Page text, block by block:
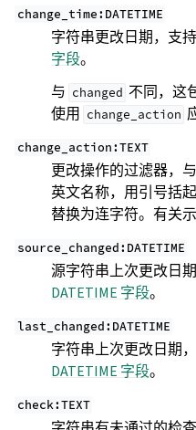
change_time:DATETIME
字符串更改日期，支持
字段。
与 changed 不同，这
使用
change_action
change_action:TEXT
更改操作的过滤器，与
英文名称，用引号括
替换为连字符。有关
source_changed:DATETIME
源字符串上次更改日
DATETIME 字段。
last_changed:DATETIME
字符串上次更改日期
DATETIME 字段。
check:TEXT